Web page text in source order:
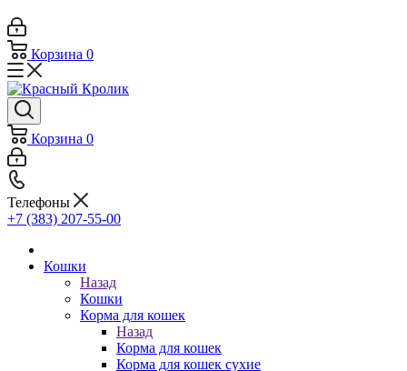
Корзина 0
Корзина 0
Телефоны
+7 (383) 207-55-00
Кошки
Назад
Кошки
Корма для кошек
Назад
Корма для кошек
Корма для кошек сухие